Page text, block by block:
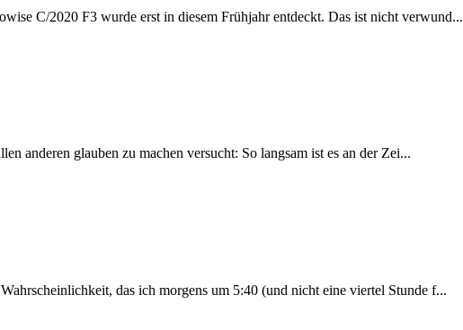
C/2020 F3 wurde erst in diesem Frühjahr entdeckt. Das ist nicht verwund...
anderen glauben zu machen versucht: So langsam ist es an der Zei...
das ich morgens um 5:40 (und nicht eine viertel Stunde f...